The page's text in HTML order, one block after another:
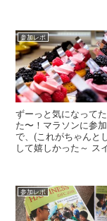
参加レポ
ずーっと気になって
た〜！マラソンに参
で、(これがちゃんと
して嬉しかった～ ス
参加レポ